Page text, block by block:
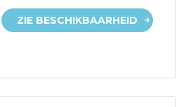
ZIE BESCHIKBAARHEID